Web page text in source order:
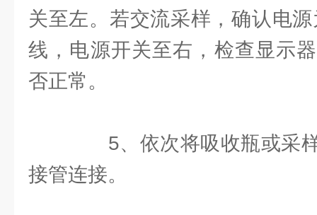
关至左。若交流采样，确认电
线，电源开关至右，检查显示
否正常。
5、依次将吸收瓶或采样
接管连接。